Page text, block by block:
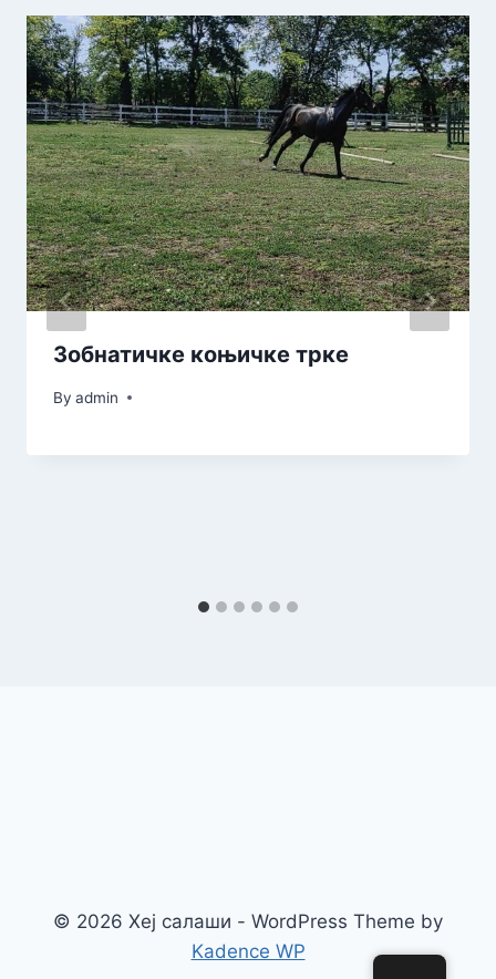
Зобнатичке коњичке трке
By admin
© 2026 Хеј салаши - WordPress Theme by
Kadence WP